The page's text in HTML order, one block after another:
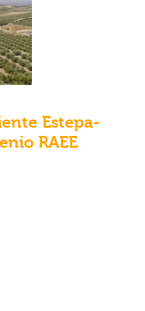
Estepa-
RAEE